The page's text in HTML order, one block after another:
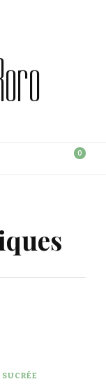
0
SUCRÉE